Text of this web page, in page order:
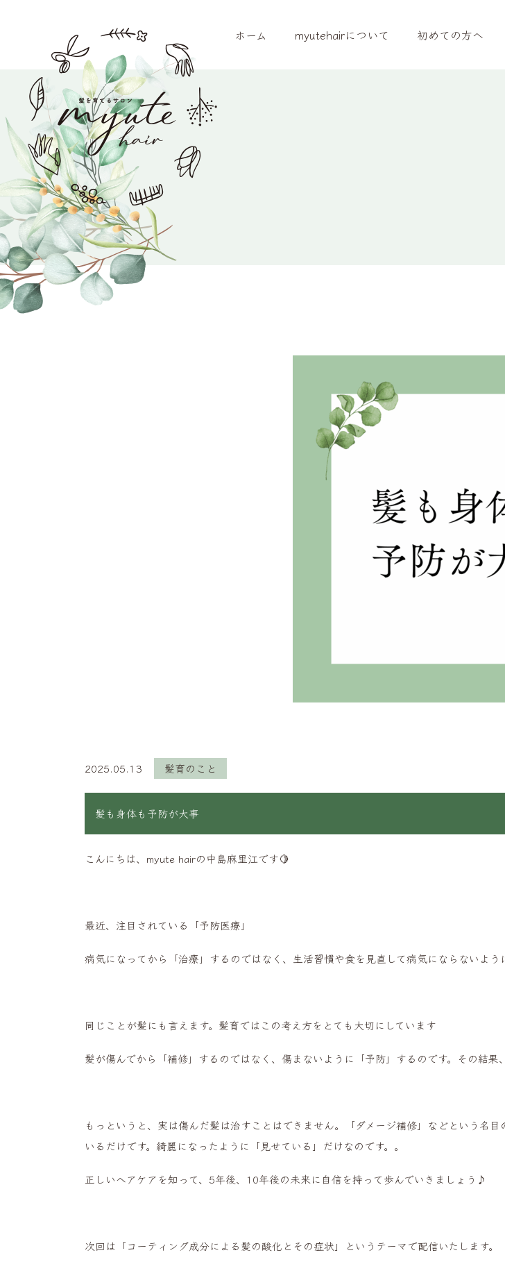
ホーム myutehairについて 初めての方へ
2025.05.13
髪も身体も予防が大事
髪育のこと
こんにちは、myute hairの中島麻里江です🍋
最近、注目されている「予防医療」
病気になってから「治療」するのではなく、生活習慣や食を見直して病気にならないよ
同じことが髪にも言えます。髪育ではこの考え方をとても大切にしています
髪が傷んでから「補修」するのではなく、傷まないように「予防」するのです。その結果
もっというと、実は傷んだ髪は治すことはできません。「ダメージ補修」などという名
いるだけです。綺麗になったように「見せている」だけなのです。。
正しいヘアケアを知って、5年後、10年後の未来に自信を持って歩んでいきましょう♪
次回は「コーティング成分による髪の酸化とその症状」というテーマで配信いたします。